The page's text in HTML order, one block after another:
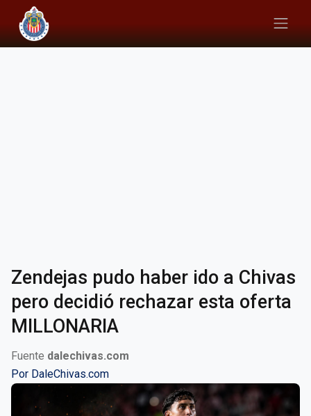
Zendejas pudo haber ido a Chivas
pero decidió rechazar esta oferta
MILLONARIA
Fuente dalechivas.com
Por DaleChivas.com